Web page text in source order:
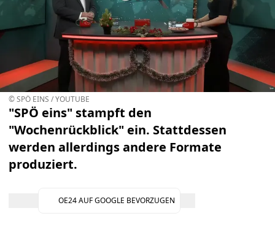
© SPÖ EINS / YOUTUBE
"SPÖ eins" stampft den
"Wochenrückblick" ein. Stattdessen
werden allerdings andere Formate
produziert.
OE24 AUF GOOGLE BEVORZUGEN